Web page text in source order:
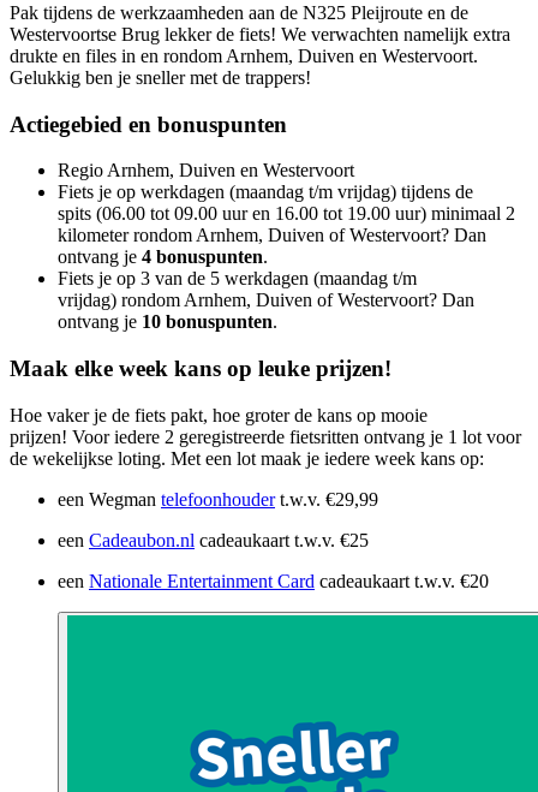
Pak tijdens de werkzaamheden aan de N325 Pleijroute en de
Westervoortse Brug lekker de fiets! We verwachten namelijk extra
drukte en files in en rondom Arnhem, Duiven en Westervoort.
Gelukkig ben je sneller met de trappers!
Actiegebied en bonuspunten
Regio Arnhem, Duiven en Westervoort
Fiets je op werkdagen (maandag t/m vrijdag) tijdens de
spits (06.00 tot 09.00 uur en 16.00 tot 19.00 uur) minimaal 2
kilometer rondom Arnhem, Duiven of Westervoort? Dan
ontvang je 4 bonuspunten.
Fiets je op 3 van de 5 werkdagen (maandag t/m
vrijdag) rondom Arnhem, Duiven of Westervoort? Dan
ontvang je 10 bonuspunten.
Maak elke week kans op leuke prijzen!
Hoe vaker je de fiets pakt, hoe groter de kans op mooie
prijzen! Voor iedere 2 geregistreerde fietsritten ontvang je 1 lot voor
de wekelijkse loting. Met een lot maak je iedere week kans op:
een Wegman telefoonhoudert.w.v. €29,99
een Cadeaubon.nl cadeaukaart t.w.v. €25
een Nationale Entertainment Card cadeaukaart t.w.v. €20